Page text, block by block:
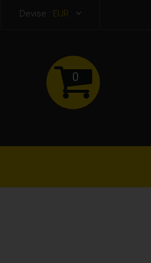
Devise : EUR
0